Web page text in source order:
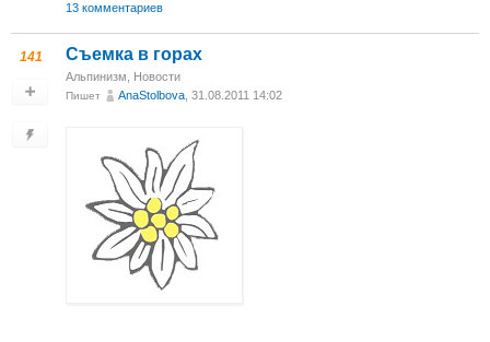
13 комментариев
141 Съемка в горах
Альпинизм Новости
Пишет AnaStolbova , 31.08.2011 14:02